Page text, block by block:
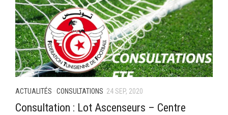
ACTUALITÉS · CONSULTATIONS 24 SEP, 2020
Consultation : Lot Ascenseurs – Centre